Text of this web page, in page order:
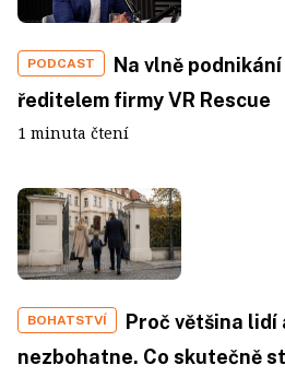
PODCAST
Na vlně
ředitelem firmy VR Rescue
1 minuta čtení
BOHATSTVÍ
Proč většina lidí
nezbohatne. Co skutečně